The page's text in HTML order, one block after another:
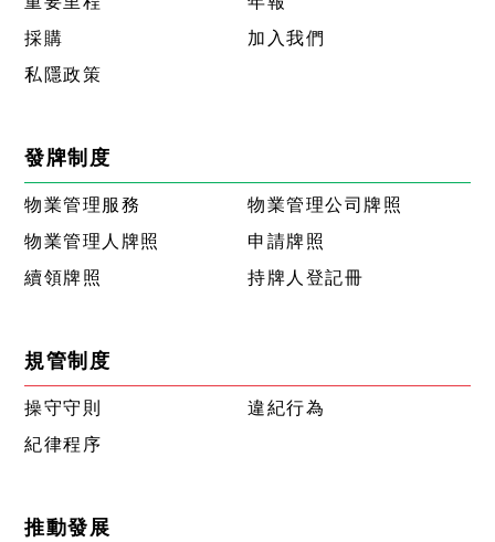
採購
加入我們
私隱政策
發牌制度
物業管理服務
物業管理公司牌照
物業管理人牌照
申請牌照
續領牌照
持牌人登記冊
規管制度
操守守則
違紀行為
紀律程序
推動發展